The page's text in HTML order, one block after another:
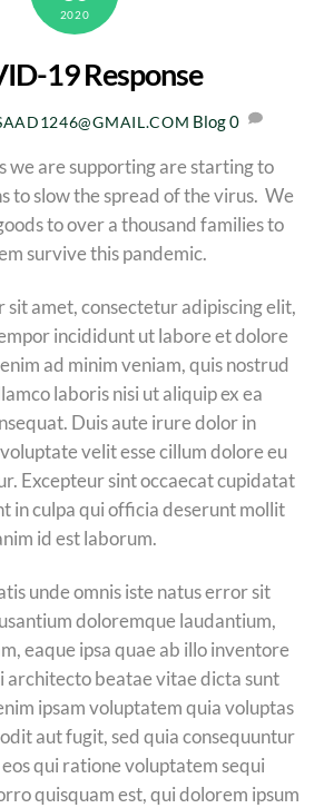
2020
19 Response
Blog0
we are supporting are starting to
to slow the spread of the virus. We
to over a thousand families to
survive this pandemic.
sit amet, consectetur adipiscing elit,
incididunt ut labore et dolore
ad minim veniam, quis nostrud
laboris nisi ut aliquip ex ea
Duis aute irure dolor in
velit esse cillum dolore eu
Excepteur sint occaecat cupidatat
in culpa qui officia deserunt mollit
id est laborum.
unde omnis iste natus error sit
doloremque laudantium,
eaque ipsa quae ab illo inventore
architecto beatae vitae dicta sunt
ipsam voluptatem quia voluptas
aut fugit, sed quia consequuntur
qui ratione voluptatem sequi
quisquam est, qui dolorem ipsum